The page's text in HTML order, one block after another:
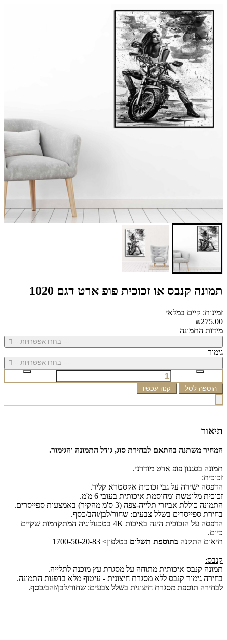
תמונה קנבס או זכוכית פופ ארט דגם 1020
זמינות: קיים במלאי
₪275.00
מידות התמונה
--- בחרו אפשרויות ---
גימור
--- בחרו אפשרויות ---
הוספה לסל קנה עכשיו
תיאור
המחיר משתנה בהתאם לבחירת סוג, גודל התמונה והגימור.
תמונה בסגנון פופ ארט מודרני.
זכוכית:
הדפסה ישירה על גבי זכוכית אקסטרא קליר.
זכוכית מלוטשת ומחוסמת איכותית בעובי 6 מ'מ.
התמונה כוללת אביזרי תלייה-צפה (3 ס'מ מהקיר) באמצעות ספייסרים.
בחירת ספייסרים בשלל צבעים: שחור/לבן/זהב/כסף.
הדפסה על הזכוכית הינה באיכות 4K בטכנולוגיה המתקדמות שקיים
כיום.
תיאום התקנה בתוספת תשלום בטלפון> 1700-50-20-83
קנבס:
תמונה קנבס איכותית מתוחה על מסגרת עץ מוכנה לתלייה.
בחירה גימור קנבס ללא מסגרת חיצונית - עיטוף מלא בדפנות התמונה.
לבחירה תוספת מסגרת חיצונית בשלל צבעים: שחור/לבן/זהב/כסף.